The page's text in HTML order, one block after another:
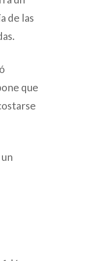
de las
que